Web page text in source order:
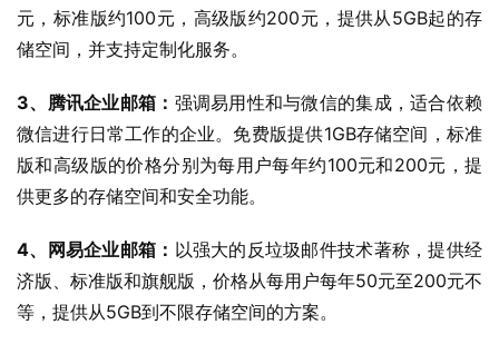
元，标准版约100元，高级版约200元，提供从5GB起的存
储空间，并支持定制化服务。
3、腾讯企业邮箱： 强调易用性和与微信的集成，适合依赖
微信进行日常工作的企业。免费版提供1GB存储空间，标准
版和高级版的价格分别为每用户每年约100元和200元，提
供更多的存储空间和安全功能。
4、网易企业邮箱： 以强大的反垃圾邮件技术著称，提供经
济版、标准版和旗舰版，价格从每用户每年50元至200元不
等，提供从5GB到不限存储空间的方案。